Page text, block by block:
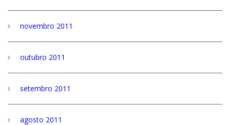
novembro 2011
outubro 2011
setembro 2011
agosto 2011